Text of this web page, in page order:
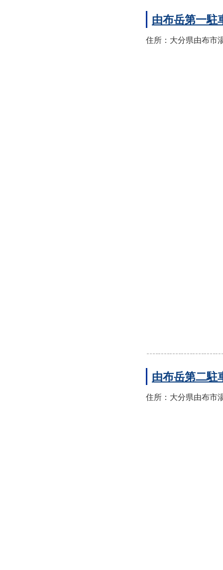
由布岳第一駐
住所：大分県由布市
由布岳第二駐
住所：大分県由布市